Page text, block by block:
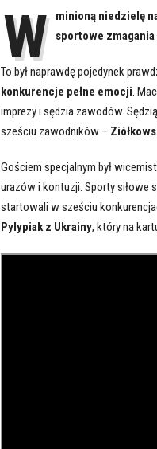
W
minioną niedzielę
sportowe
To był naprawdę pojedynek
konkurencje pełne emocji.
imprezy i sędzia zawodów.
sześciu zawodników –
Gościem specjalnym był
urazów i kontuzji. Sporty siłowe
startowali w sześciu
Pylypiak z Ukrainy, który na